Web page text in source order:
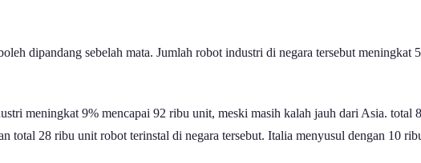
dipandang sebelah mata. Jumlah robot industri di negara tersebut
meningkat 9% mencapai 92 ribu unit, meski masih kalah jauh dari Asia.
total 28 ribu unit robot terinstal di negara tersebut. Italia menyusul dengan 10